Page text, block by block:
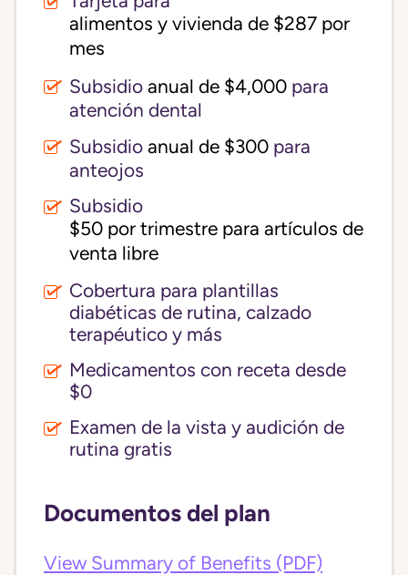
alimentos y vivienda de $287 por
mes
Subsidio anual de $4,000 para
atención dental
Subsidio anual de $300 para
anteojos
Subsidio
$50 por trimestre para artículos de
venta libre
Cobertura para plantillas
diabéticas de rutina, calzado
terapéutico y más
Medicamentos con receta desde
$0
Examen de la vista y audición de
rutina gratis
Documentos del plan
View Summary of Benefits (PDF)